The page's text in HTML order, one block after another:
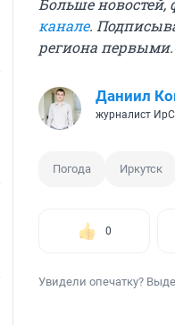
Больше новостей,
канале.
региона первыми.
Даниил
журналист
Погода Иркутск
0
Увидели опечатку?